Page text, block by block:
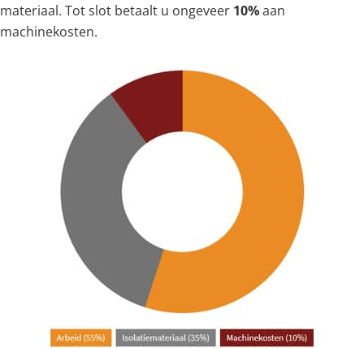
materiaal. Tot slot betaalt u ongeveer 10%aan
machinekosten.